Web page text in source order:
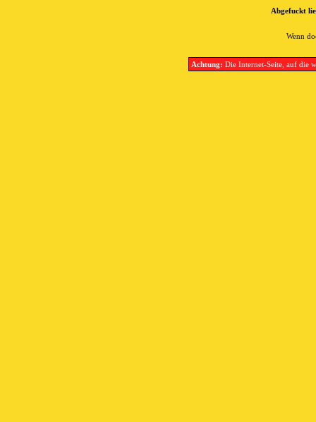
Abgefuckt
Wenn
Achtung: Die Internet-Seite, auf die